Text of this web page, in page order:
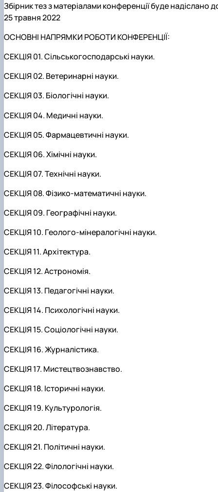
Збірник тез з матеріалами конференції буде надіслано
25 травня 2022
ОСНОВНІ НАПРЯМКИ РОБОТИ КОНФЕРЕНЦІЇ:
СЕКЦІЯ 01. Сільськогосподарські науки.
СЕКЦІЯ 02. Ветеринарні науки.
СЕКЦІЯ 03. Біологічні науки.
СЕКЦІЯ 04. Медичні науки.
СЕКЦІЯ 05. Фармацевтичні науки.
СЕКЦІЯ 06. Хімічні науки.
СЕКЦІЯ 07. Технічні науки.
СЕКЦІЯ 08. Фізико-математичні науки.
СЕКЦІЯ 09. Географічні науки.
СЕКЦІЯ 10. Геолого-мінералогічні науки.
СЕКЦІЯ 11. Архітектура.
СЕКЦІЯ 12. Астрономія.
СЕКЦІЯ 13. Педагогічні науки.
СЕКЦІЯ 14. Психологічні науки.
СЕКЦІЯ 15. Соціологічні науки.
СЕКЦІЯ 16. Журналістика.
СЕКЦІЯ 17. Мистецтвознавство.
СЕКЦІЯ 18. Історичні науки.
СЕКЦІЯ 19. Культурологія.
СЕКЦІЯ 20. Література.
СЕКЦІЯ 21. Політичні науки.
СЕКЦІЯ 22. Філологічні науки.
СЕКЦІЯ 23. Філософські науки.